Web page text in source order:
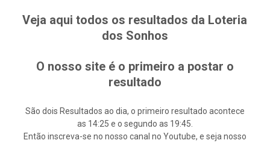
Veja aqui todos os resultados da Loteria
dos Sonhos
O nosso site é o primeiro a postar o
resultado
São dois Resultados ao dia, o primeiro resultado acontece
as 14:25 e o segundo as 19:45.
Então inscreva-se no nosso canal no Youtube, e seja nosso